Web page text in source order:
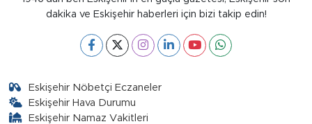
dakika ve Eskişehir haberleri için bizi takip edin!
Eskişehir Nöbetçi Eczaneler
Eskişehir Hava Durumu
Eskişehir Namaz Vakitleri